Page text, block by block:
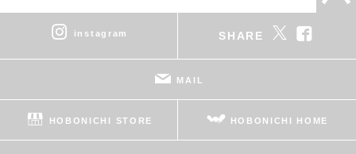
instagram SHARE
MAIL
HOBONICHI STORE HOBONICHI HOME